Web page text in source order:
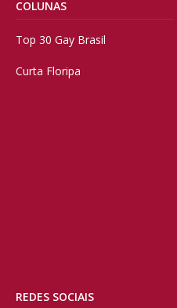
COLUNAS
Top 30 Gay Brasil
Curta Floripa
REDES SOCIAIS